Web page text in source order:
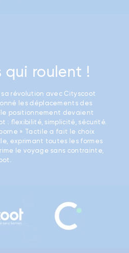
qui roulent !
révolution avec Cityscoot
les déplacements des
positionnement devaient
: flexibilité, simplicité, sécurité.
» Tactile a fait le choix
exprimant toutes les formes
le voyage sans contrainte,